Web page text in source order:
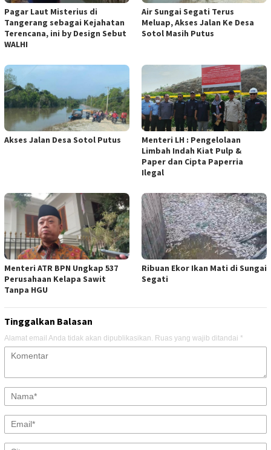
Pagar Laut Misterius di
Tangerang sebagai Kejahatan
Terencana, ini by Design Sebut
WALHI
Air Sungai Segati Terus
Meluap, Akses Jalan Ke Desa
Sotol Masih Putus
Akses Jalan Desa Sotol Putus
Menteri LH : Pengelolaan
Limbah Indah Kiat Pulp &
Paper dan Cipta Paperria
Ilegal
Menteri ATR BPN Ungkap 537
Perusahaan Kelapa Sawit
Tanpa HGU
Ribuan Ekor Ikan Mati di Sungai
Segati
Tinggalkan Balasan
Alamat email Anda tidak akan dipublikasikan. Ruas yang wajib ditandai *